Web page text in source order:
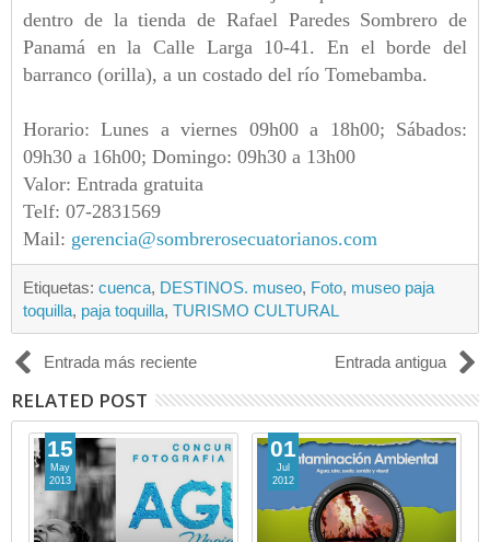
dentro de la tienda de Rafael Paredes Sombrero de
Panamá en la Calle Larga 10-41. En el borde del
barranco (orilla), a un costado del río Tomebamba.
Horario: Lunes a viernes 09h00 a 18h00; Sábados:
09h30 a 16h00; Domingo: 09h30 a 13h00
Valor: Entrada gratuita
Telf: 07-2831569
Mail: gerencia@sombrerosecuatorianos.com
Etiquetas: cuenca, DESTINOS. museo, Foto, museo paja
toquilla, paja toquilla, TURISMO CULTURAL
Entrada más reciente Entrada antigua
RELATED POST
15
May
2013
01
Jul
2012